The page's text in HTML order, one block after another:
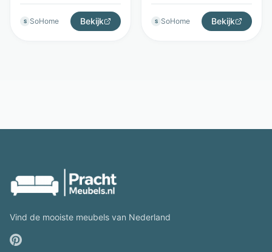
LifestyleFurn
S SoHome Bekijk S SoHome Bekijk
Vind de mooiste meubels van Nederland